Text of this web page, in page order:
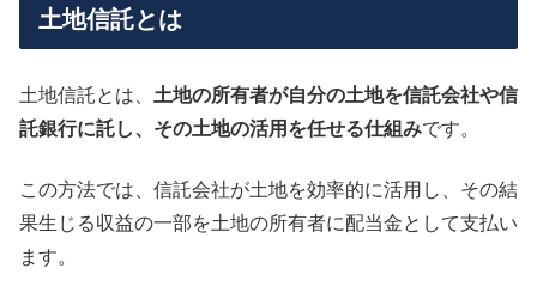
土地信託とは
土地信託とは、 土地の所有者が自分の土地を信託会社や信
託銀行に託し、その土地の活用を任せる仕組みです。
この方法では、信託会社が土地を効率的に活用し、その結
果生じる収益の一部を土地の所有者に配当金として支払い
ます。